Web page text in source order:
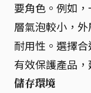
要角色。例如
層氣泡較小，
耐用性。選擇
有效保護產品
儲存環境